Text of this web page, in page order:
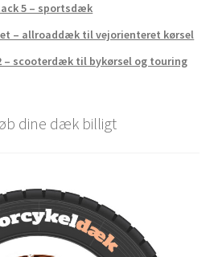
5 – sportsdæk
– allroaddæk til vejorienteret kørsel
– scooterdæk til bykørsel og touring
dine dæk billigt